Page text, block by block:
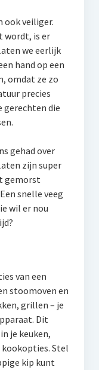
ook veiliger.
wordt, is er
we eerlijk
hand op een
omdat ze zo
precies
gerechten die
gehad over
zijn super
gemorst
snelle veeg
wil er nou
van een
stoomoven en
grillen – je
Dit
je keuken,
Stel
kip kunt